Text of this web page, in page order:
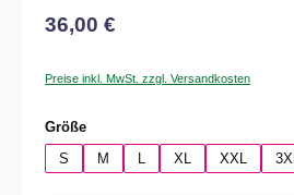
36,00 €
Preise inkl. MwSt. zzgl. Versandkosten
Größeauswählen
S
M XL XXL 3XL